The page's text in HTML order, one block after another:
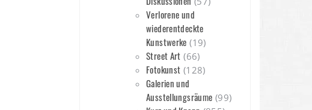
Verlorene und
wiederentdeckte
Kunstwerke (19)
Street Art (66)
Fotokunst (128)
Galerien und
Ausstellungsräume (99)